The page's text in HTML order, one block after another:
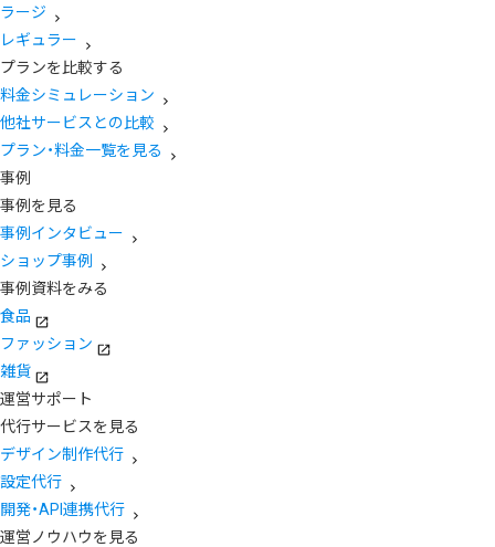
ラージ
レギュラー
プランを比較する
料金シミュレーション
他社サービスとの比較
プラン・料金一覧を見る
事例
事例を見る
事例インタビュー
ショップ事例
事例資料をみる
食品
ファッション
雑貨
運営サポート
代行サービスを見る
デザイン制作代行
設定代行
開発・API連携代行
運営ノウハウを見る